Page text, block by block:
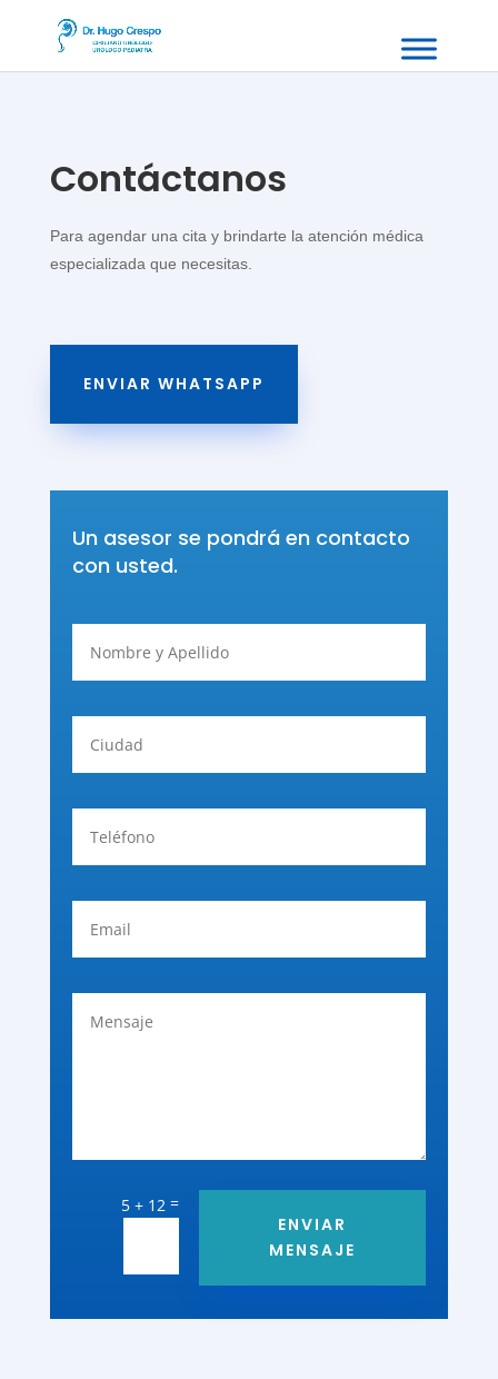
Contáctanos
Para agendar una cita y brindarte la atención médica
especializada que necesitas.
ENVIAR WHATSAPP
Un asesor se pondrá en contacto
con usted.
5 + 12 =
ENVIAR
MENSAJE